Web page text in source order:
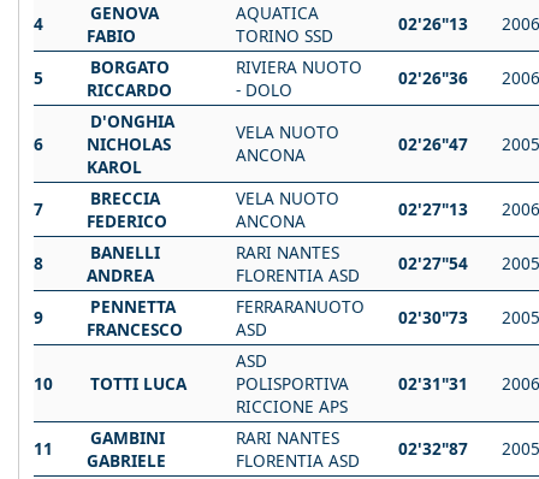
4
GENOVA
FABIO
AQUATICA
TORINO SSD
02'26"13 2006
5
BORGATO
RICCARDO
RIVIERA NUOTO
- DOLO
02'26"36 2006
6
D'ONGHIA
NICHOLAS
KAROL
VELA NUOTO
ANCONA
02'26"47 2005
7
BRECCIA
FEDERICO
VELA NUOTO
ANCONA
02'27"13 2006
8
BANELLI
ANDREA
RARI NANTES
FLORENTIA ASD
02'27"54 2005
9
PENNETTA
FRANCESCO
FERRARANUOTO
ASD
02'30"73 2005
10 TOTTI LUCA
ASD
POLISPORTIVA
RICCIONE APS
02'31"31 2006
11
GAMBINI
GABRIELE
RARI NANTES
FLORENTIA ASD
02'32"87 2005